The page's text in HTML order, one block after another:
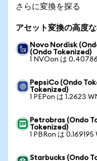
さらに変換を探る
アセット変換の高度
Novo Nordisk
(Ondo Tokenized)
1 NVOon は
PepsiCo (Ondo
Tokenized)
1 PEPon は 1.2623
Petrobras (Ondo
Tokenized)
1 PBRon は
Starbucks (Ondo